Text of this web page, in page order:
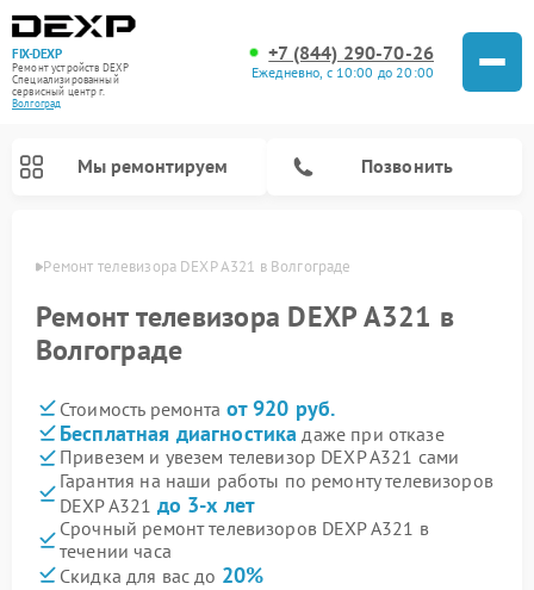
FIX-DEXP
Ремонт устройств DEXP
Специализированный
cервисный центр г.
Волгоград
+7 (844) 290-70-26
Ежедневно, с 10:00 до 20:00
Мы ремонтируем Позвонить
Ремонт телевизора DEXP A321 в Волгограде
Ремонт телевизора DEXP A321 в
Волгограде
Стоимость ремонта от 920 руб.
Бесплатная диагностика даже при отказе
Привезем и увезем телевизор DEXP A321 сами
Гарантия на наши работы по ремонту телевизоров
DEXP A321 до 3-х лет
Срочный ремонт телевизоров DEXP A321 в
течении часа
Скидка для вас до 20%